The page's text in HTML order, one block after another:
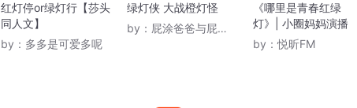
红灯停or绿灯行【莎头
同人文】
by： 多多是可爱多呢
绿灯侠 大战橙灯怪
by： 屁涂爸爸与屁涂子
《哪里是青春红绿
灯》| 小圈妈妈演播
by：悦昕FM